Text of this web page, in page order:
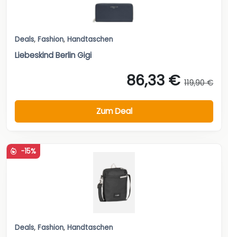
Deals, Fashion, Handtaschen
Liebeskind Berlin Gigi
86,33 € 119,90 €
Zum Deal
-15%
Deals, Fashion, Handtaschen